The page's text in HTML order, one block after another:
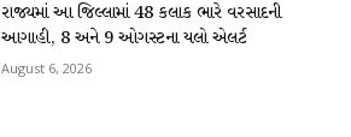
રાજ્યમાં આ જિલ્લામાં 48 કલાક ભારે વરસાદની
આગાહી, 8 અને 9 ઓગસ્ટના યલો એલર્ટ
August 6, 2026